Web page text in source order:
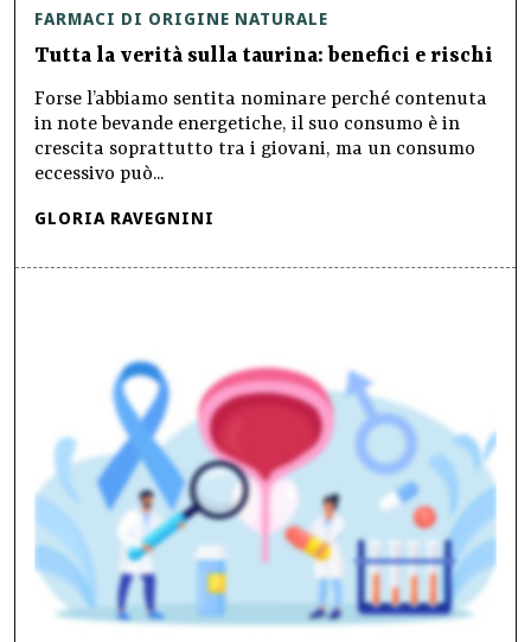
FARMACI DI ORIGINE NATURALE
Tutta la verità sulla taurina: benefici e rischi
Forse l’abbiamo sentita nominare perché contenuta
in note bevande energetiche, il suo consumo è in
crescita soprattutto tra i giovani, ma un consumo
eccessivo può...
GLORIA RAVEGNINI